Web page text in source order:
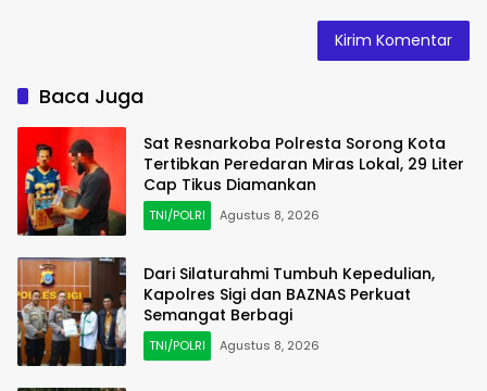
Baca Juga
Sat Resnarkoba Polresta Sorong Kota
Tertibkan Peredaran Miras Lokal, 29 Liter
Cap Tikus Diamankan
TNI/POLRI Agustus 8, 2026
Dari Silaturahmi Tumbuh Kepedulian,
Kapolres Sigi dan BAZNAS Perkuat
Semangat Berbagi
TNI/POLRI Agustus 8, 2026